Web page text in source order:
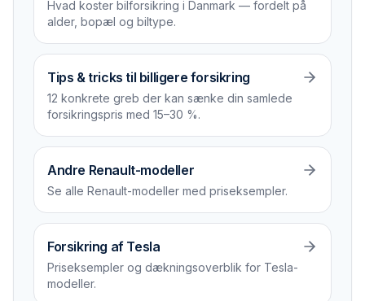
Hvad koster bilforsikring i Danmark — fordelt på
alder, bopæl og biltype.
Tips & tricks til billigere forsikring
12 konkrete greb der kan sænke din samlede
forsikrings­pris med 15–30 %.
Andre Renault-modeller
Se alle Renault-modeller med priseksempler.
Forsikring af Tesla
Priseksempler og dækningsoverblik for Tesla-
modeller.